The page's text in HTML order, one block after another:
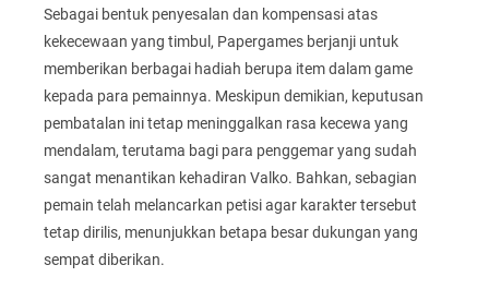
Sebagai bentuk penyesalan dan kompensasi atas
kekecewaan yang timbul, Papergames berjanji untuk
memberikan berbagai hadiah berupa item dalam game
kepada para pemainnya. Meskipun demikian, keputusan
pembatalan ini tetap meninggalkan rasa kecewa yang
mendalam, terutama bagi para penggemar yang sudah
sangat menantikan kehadiran Valko. Bahkan, sebagian
pemain telah melancarkan petisi agar karakter tersebut
tetap dirilis, menunjukkan betapa besar dukungan yang
sempat diberikan.